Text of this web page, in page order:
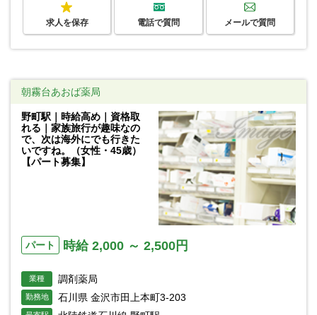
求人を保存 電話で質問 メールで質問
朝霧台あおば薬局
野町駅｜時給高め｜資格取
れる｜家族旅行が趣味なの
で、次は海外にでも行きた
いですね。（女性・45歳）
【パート募集】
パート 時給 2,000 ～ 2,500円
業種 調剤薬局
勤務地 石川県 金沢市田上本町3-203